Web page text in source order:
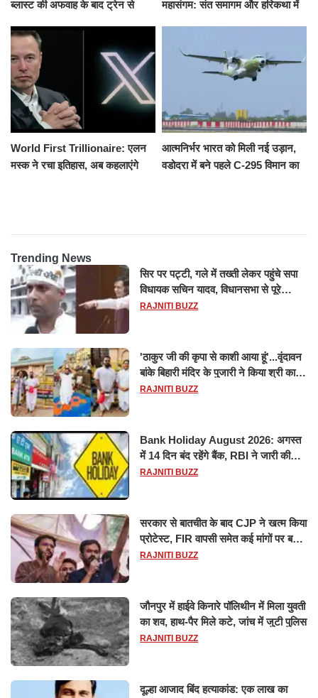
ब्लास्ट की अफवाह के बाद ट्रेन से
रौंदा, 4 की मौत
महासंगम: संत समागम और हरिकथा में
World First Trillionaire: एलन
मस्क ने रचा इतिहास, अब कहलाएंगे
आत्मनिर्भर भारत को मिली नई उड़ान,
वडोदरा में बने पहले C-295 विमान का
Trending News
सिर पर पट्टी, गले में तख्ती लेकर पहुंचे सपा
विधायक सचिन यादव, विधानसभा से पूरे
मानसून सत्र के लिए किया गया निलंबित
RAJNITI BUZZ
'ठाकुर जी की कृपा से काशी आया हूं'...वृंदावन
बांके बिहारी मंदिर के पुजारी ने किया श्री काशी
विश्वनाथ का जलाभिषेक
RAJNITI BUZZ
Bank Holiday August 2026: अगस्त
में 14 दिन बंद रहेंगे बैंक, RBI ने जारी की
छुट्टियों की लिस्ट​​​​​​​
RAJNITI BUZZ
सरकार से बातचीत के बाद CJP ने खत्म किया
प्रोटेस्ट, FIR वापसी समेत कई मांगों पर बनी
सहमति
RAJNITI BUZZ
जौनपुर में हाईवे किनारे पॉलिथीन में मिला युवती
का शव, हाथ-पैर मिले कटे, जांच में जुटी पुलिस
RAJNITI BUZZ
दूल्हा आजाद बिंद हत्याकांड: एक लाख का